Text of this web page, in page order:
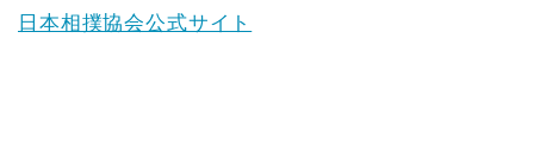
日本相撲協会公式サイト